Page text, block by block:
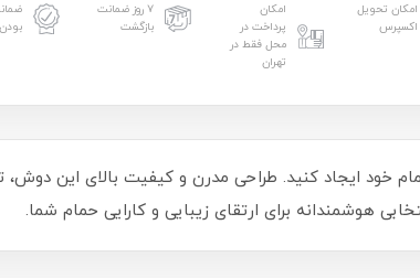
امکان تحویل
اکسپرس
امکان
پرداخت در
محل فقط در
تهران
۷ روز ضمانت
بازگشت
ایجاد کنید. طراحی مدرن و کیفیت بالای این دوش،
هوشمندانه برای ارتقای زیبایی و کارایی حمام شما.